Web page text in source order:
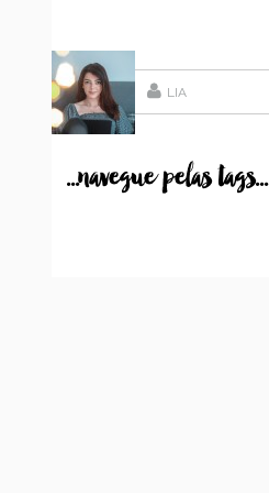
LIA
...navegue pelas tags...